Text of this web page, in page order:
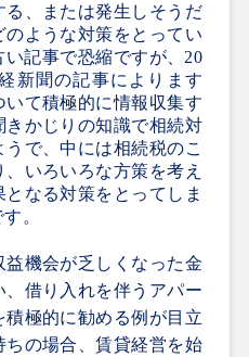
、または発生しそうだ
ような対策をとってい
記事で恐縮ですが、20
新聞の記事によります
て積極的に情報収集す
きかじりの知識で相続対
うで、中には相続税のこ
いろいろな方策を考え
なる対策をとってしま
。
機会が乏しくなった金
借り入れを伴うアパー
積極的に勧める例が目立
の場合、賃貸経営を始